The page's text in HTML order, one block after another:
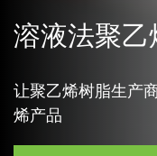
溶液法聚
让聚乙烯树脂生产
烯产品